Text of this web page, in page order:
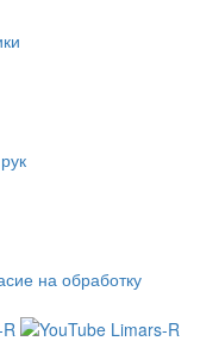
на обработку